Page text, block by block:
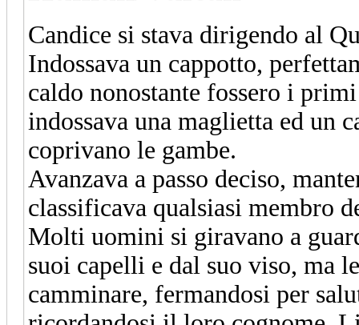
Candice si stava dirigendo al
Indossava un cappotto,
caldo nonostante fossero i
indossava una maglietta ed un
coprivano le gambe.
Avanzava a passo deciso,
classificava qualsiasi membro
Molti uomini si giravano a
suoi capelli e dal suo viso, ma
camminare, fermandosi per